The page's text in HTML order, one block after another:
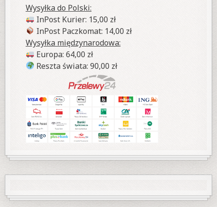
Wysyłka do Polski:
InPost Kurier: 15,00 zł
InPost Paczkomat: 14,00 zł
Wysyłka międzynarodowa:
Europa: 64,00 zł
Reszta świata: 90,00 zł